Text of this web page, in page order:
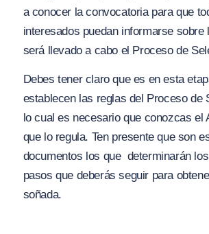
a conocer la convocatoria para que
interesados puedan informarse sobre
será llevado a cabo el Proceso de
Debes tener claro que es en esta
establecen las reglas del Proceso de
lo cual es necesario que conozcas el
que lo regula. Ten presente que son
documentos los que determinarán
pasos que deberás seguir para
soñada.